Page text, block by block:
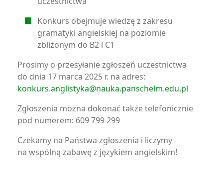
Konkurs obejmuje wiedzę z zakresu
gramatyki angielskiej na poziomie
zbliżonym do B2 i C1
Prosimy o przesyłanie zgłoszeń uczestnictwa
do dnia 17 marca 2025 r. na adres:
konkurs.anglistyka@nauka.panschelm.edu.pl
Zgłoszenia można dokonać także telefonicznie
pod numerem: 609 799 299
Czekamy na Państwa zgłoszenia i liczymy
na wspólną zabawę z językiem angielskim!